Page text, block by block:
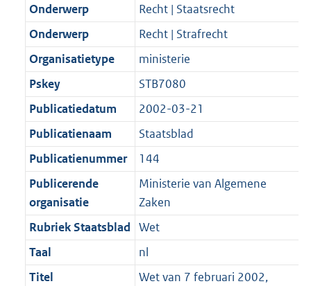
t
b K
b
Onderwerp
Recht | Staatsrecht
Onderwerp
Recht | Strafrecht
Organisatietype
ministerie
Pskey
STB7080
Publicatiedatum
2002-03-21
Publicatienaam
Staatsblad
Publicatienummer
144
Publicerende
organisatie
Ministerie van Algemene
Zaken
Rubriek Staatsblad Wet
Taal
nl
Titel
Wet van 7 februari 2002,